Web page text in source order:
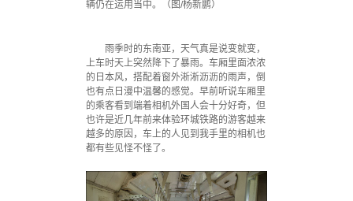
辆仍在运用当中。（图/杨新鹏）
雨季时的东南亚，天气真是说变就变，
上车时天上突然降下了暴雨。车厢里面浓浓
的日本风，搭配着窗外淅淅沥沥的雨声，倒
也有点日漫中温馨的感觉。早前听说车厢里
的乘客看到端着相机外国人会十分好奇，但
也许是近几年前来体验环城铁路的游客越来
越多的原因，车上的人见到我手里的相机也
都有些见怪不怪了。